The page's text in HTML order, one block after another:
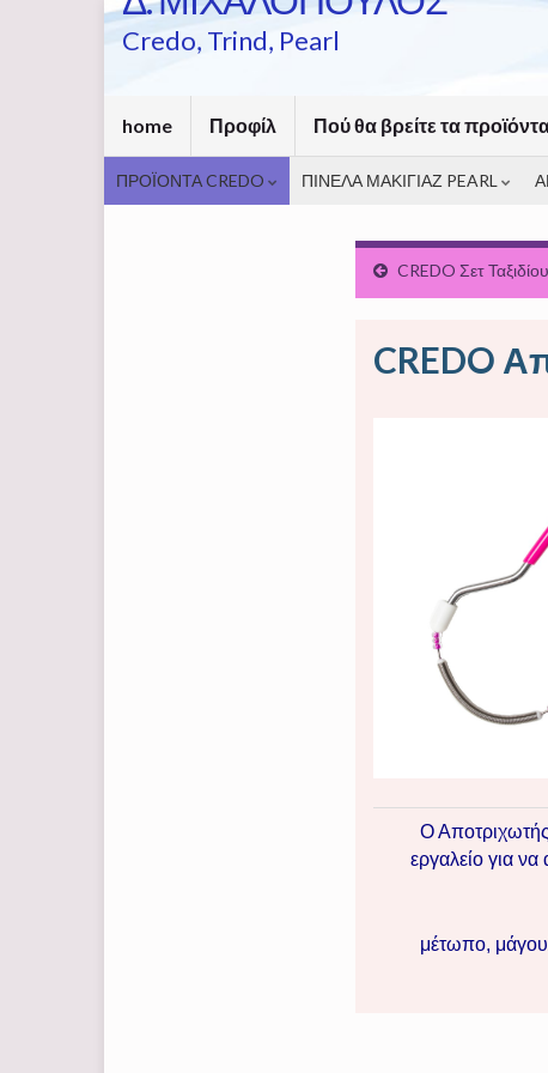
Credo, Trind, Pearl
home Προφίλ Πού θα βρείτε τα
ΠΡΟΪΟΝΤΑ CREDO ΠΙΝΕΛΑ ΜΑΚΙΓΙΑΖ PEARL
CREDO Σετ
CREDO
Ο
εργαλείογια να
μέτωπο,